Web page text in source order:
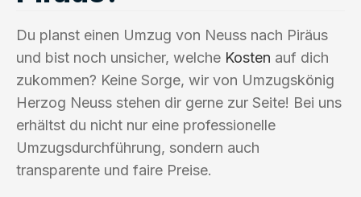
Du planst einen Umzug von Neuss nach Piräus
und bist noch unsicher, welche Kosten auf dich
zukommen? Keine Sorge, wir von Umzugskönig
Herzog Neuss stehen dir gerne zur Seite! Bei uns
erhältst du nicht nur eine professionelle
Umzugsdurchführung, sondern auch
transparente und faire Preise.